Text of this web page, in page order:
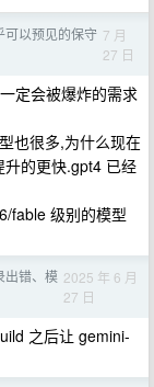
可以预见的保守 7 月
27 日
定会被爆炸的需求
也很多,为什么现在
升的更快.gpt4 已经
fable 级别的模型
出错、模 2025 年 6 月
27 日
之后让 gemini-